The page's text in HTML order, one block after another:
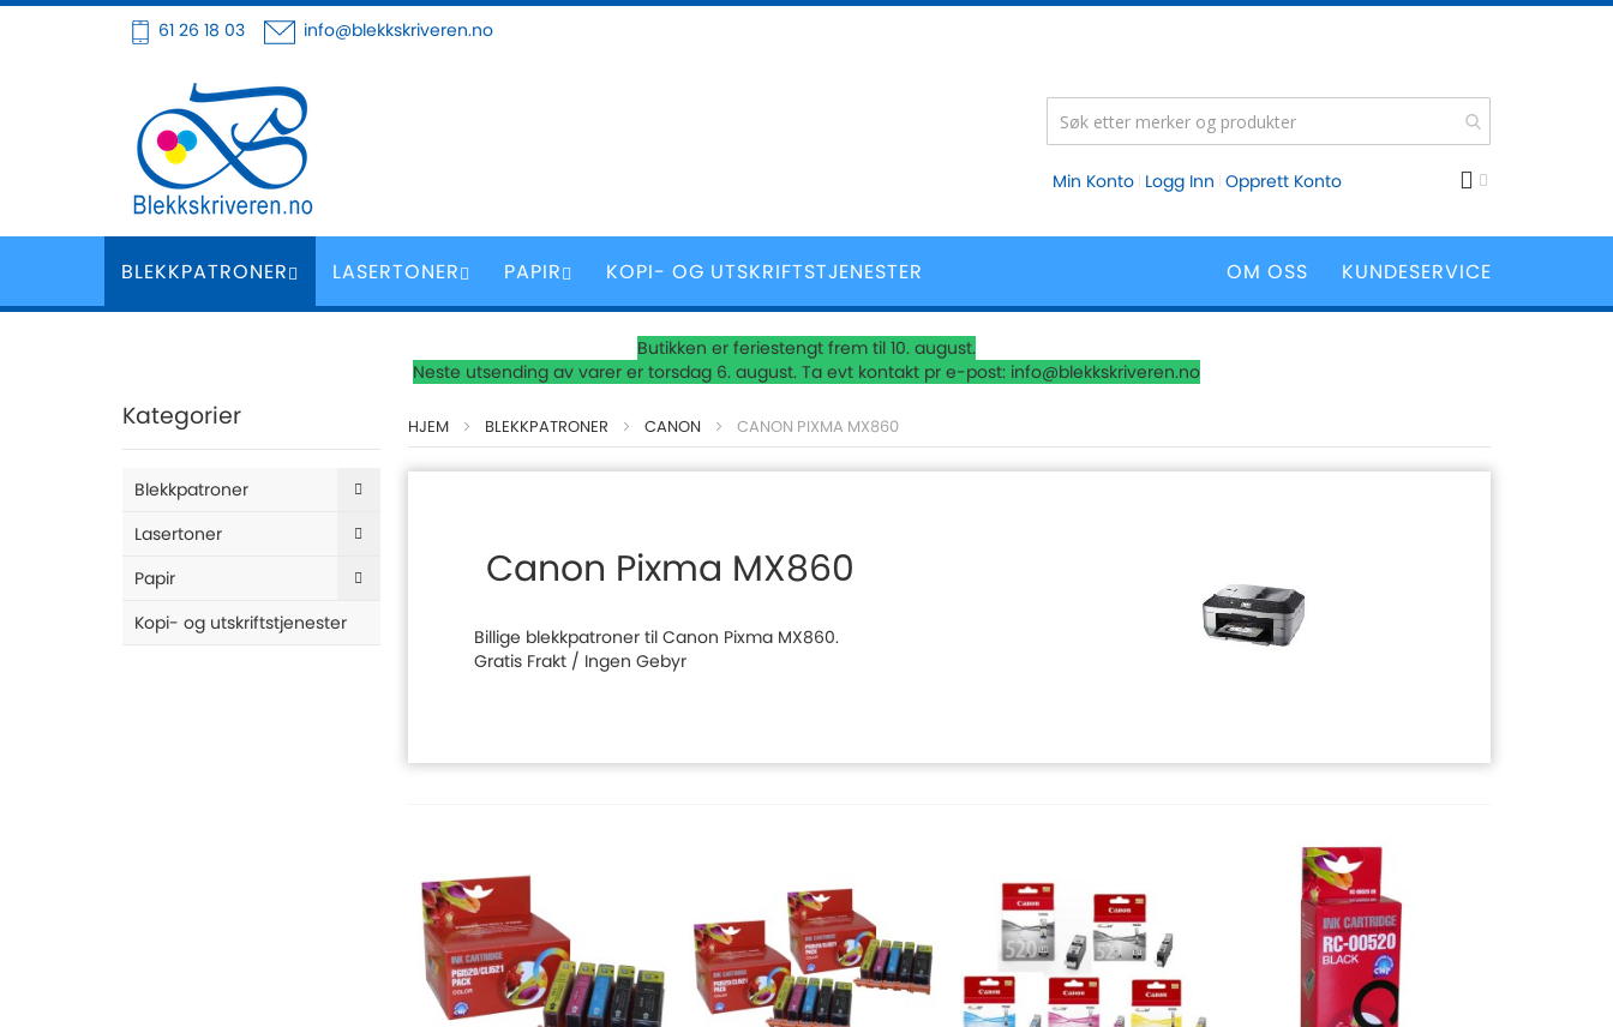
Hoppe
innhold
61 26 18 03 info@blekkskriveren.no
Min Konto Logg Inn Opprett Konto
BLEKKPATRONER LASERTONER PAPIR KOPI- OG UTSKRIFTSTJENESTER KUNDESERVICE
OM OSS
Butikken er feriestengt frem til 10. august.
Neste utsending av varer er torsdag 6. august. Ta evt kontakt pr e-post: info@blekkskriveren.no
HJEM BLEKKPATRONER CANON CANON PIXMA MX860
Canon Pixma MX860
Billige blekkpatroner til Canon Pixma MX860.
Gratis Frakt / Ingen Gebyr
Kategorier
Blekkpatroner
Lasertoner
Papir
Kopi- og utskriftstjenester